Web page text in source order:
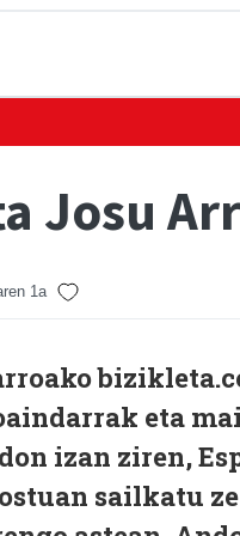
Josu
1a
eta
izan ziren,
sailkatu